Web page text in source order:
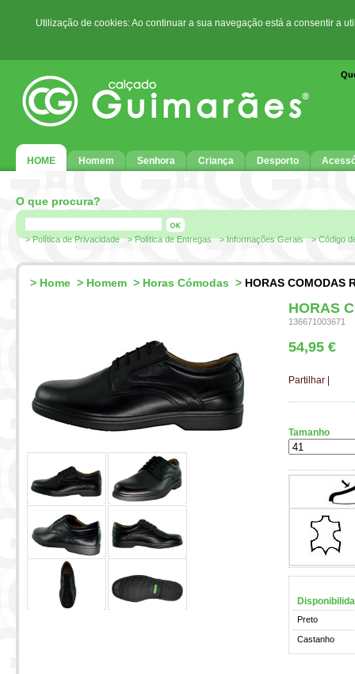
Utilização de cookies: Ao continuar a sua navegação está a consentir a
HOME Homem Senhora Criança Desporto
O que procura?
> Política de Privacidade > Política de Entregas > Informações Gerais > Código
> Home > Homem > Horas Cómodas > HORAS COMODAS
HORAS
136671003671
54,95 €
Partilhar
Tamanho
Preto
Castanho